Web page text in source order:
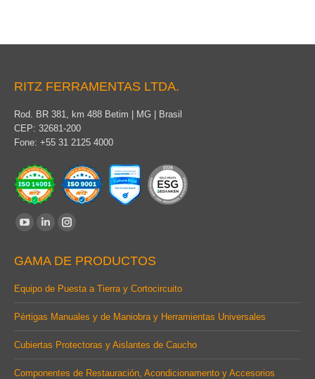
RITZ FERRAMENTAS LTDA.
Rod. BR 381, km 488 Betim | MG | Brasil
CEP: 32681-200
Fone: +55 31 2125 4000
Find us on:
opens
in
window
Linkedin
opens
in
window
Instagram
opens
in
window
GAMA DE PRODUCTOS
Equipo de Puesta a Tierra y Cortocircuito
Pértigas Manuales y de Maniobra y Herramientas Universales
Cubiertas Protectoras y Aislantes de Caucho
Componentes de Restauración, Acondicionamento y Accesorios